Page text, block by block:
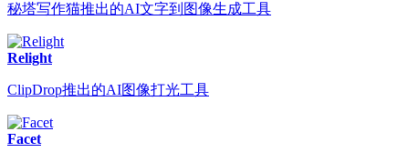
秘塔写作猫推出的AI文字到图像生成工具
Relight
ClipDrop推出的AI图像打光工具
Facet